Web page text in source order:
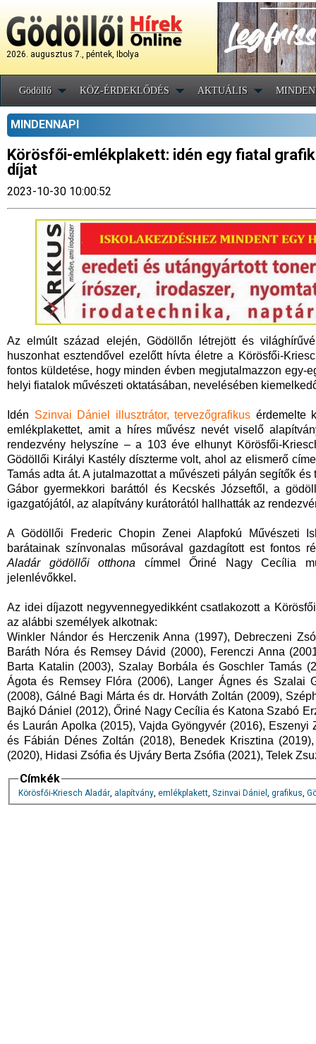
2026. augusztus 7., péntek, Ibolya
Gödöllő KÖZ-ÉRDEKLŐDÉS AKTUÁLIS
MINDENNAPI
Körösfői-emlékplakett: idén egy fiatal
díjat
2023-10-30 10:00:52
Az elmúlt század elején, Gödöllőn létrejött és
huszonhat esztendővel ezelőtt hívta életre a Körösfői-
fontos küldetése, hogy minden évben megjutalmazzon egy-
helyi fiatalok művészeti oktatásában, nevelésében
Idén Szinvai Dániel illusztrátor, tervezőgrafikus érdemelte
emlékplakettet, amit a híres művész nevét viselő
rendezvény helyszíne – a 103 éve elhunyt Körösfői-
Gödöllői Királyi Kastély díszterme volt, ahol az elismerő
Tamás adta át. A jutalmazottat a művészeti pályán segítők
Gábor gyermekkori baráttól és Kecskés Józseftől, a
igazgatójától, az alapítvány kurátorától hallhatták az
A Gödöllői Frederic Chopin Zenei Alapfokú Művészeti
barátainak színvonalas műsorával gazdagított est fontos
Aladár gödöllői otthona címmel Őriné Nagy Cecília
jelenlévőkkel.
Az idei díjazott negyvennegyedikként csatlakozott a
az alábbi személyek alkotnak:
Winkler Nándor és Herczenik Anna (1997), Debreczeni
Baráth Nóra és Remsey Dávid (2000), Ferenczi Anna
Barta Katalin (2003), Szalay Borbála és Goschler Tamás
Ágota és Remsey Flóra (2006), Langer Ágnes és Szalai
(2008), Gálné Bagi Márta és dr. Horváth Zoltán (2009),
Bajkó Dániel (2012), Őriné Nagy Cecília és Katona Szabó
és Laurán Apolka (2015), Vajda Gyöngyvér (2016),
és Fábián Dénes Zoltán (2018), Benedek Krisztina
(2020), Hidasi Zsófia és Ujváry Berta Zsófia (2021), Telek
Címkék
Körösfői-Kriesch Aladár, alapítvány, emlékplakett, Szinvai Dániel , grafikus,